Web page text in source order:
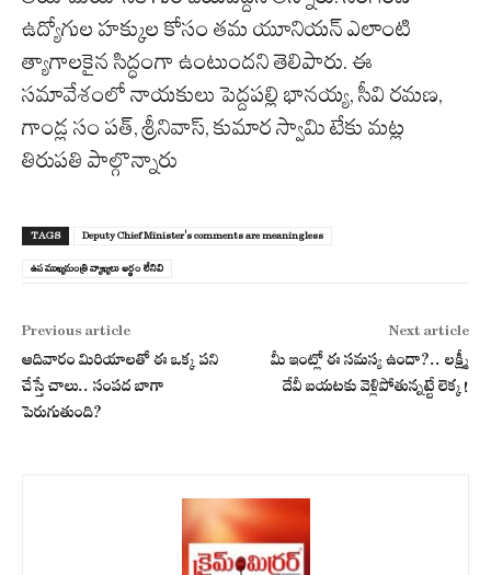
ఉద్యోగుల హక్కుల కోసం తమ యూనియన్ ఎలాంటి
త్యాగాలకైన సిద్ధంగా ఉంటుందని తెలిపారు. ఈ
సమావేశంలో నాయకులు పెద్దపల్లి భానయ్య, సీవి రమణ,
గాండ్ల సం పత్, శ్రీనివాస్, కుమార స్వామి టేకు మట్ల
తిరుపతి పాల్గొన్నారు
TAGS Deputy Chief Minister's comments are meaningless
ఉప ముఖ్యమంత్రి వ్యాఖ్యలు అర్థం లేనివి
Previous article
ఆదివారం మిరియాలతో ఈ ఒక్క పని
చేస్తే చాలు.. సంపద బాగా
పెరుగుతుంది?
Next article
మీ ఇంట్లో ఈ సమస్య ఉందా?.. లక్ష్మీ
దేవీ బయటకు వెళ్లిపోతున్నట్టే లెక్క!